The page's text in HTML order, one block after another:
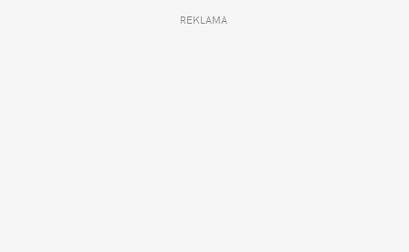
REKLAMA